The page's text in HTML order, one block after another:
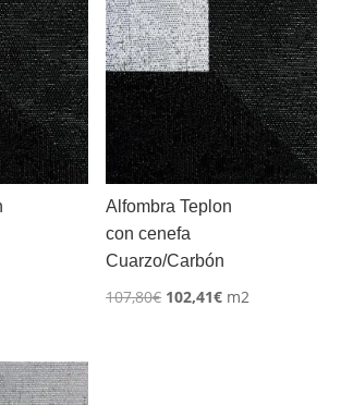
Alfombra Teplon
con cenefa
Cuarzo/Carbón
107,80€ El
102,41€Elm2